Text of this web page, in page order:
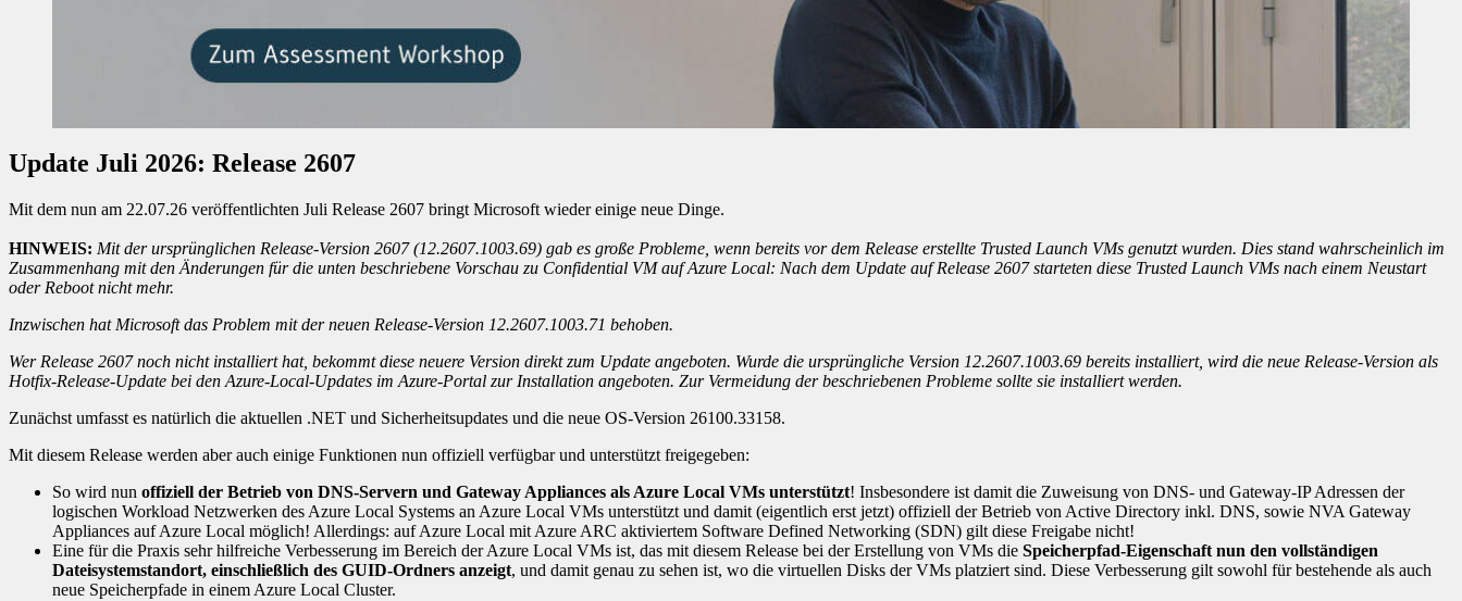
Update Juli 2026: Release 2607
Mit dem nun am 22.07.26 veröffentlichten Juli Release 2607 bringt Microsoft wieder einige neue Dinge.
HINWEIS: Mit der ursprünglichen Release-Version 2607 (12.2607.1003.69) gab es große Probleme, wenn bereits vor dem Release erstellte Trusted Launch VMs genutzt wurden. Dies stand wahrscheinlich im
Zusammenhang mit den Änderungen für die unten beschriebene Vorschau zu Confidential VM auf Azure Local: Nach dem Update auf Release 2607 starteten diese Trusted Launch VMs nach einem Neustart
oder Reboot nicht mehr.
Inzwischen hat Microsoft das Problem mit der neuen Release-Version 12.2607.1003.71 behoben.
Wer Release 2607 noch nicht installiert hat, bekommt diese neuere Version direkt zum Update angeboten. Wurde die ursprüngliche Version 12.2607.1003.69 bereits installiert, wird die neue Release-Version als
Hotfix-Release-Update bei den Azure-Local-Updates im Azure-Portal zur Installation angeboten. Zur Vermeidung der beschriebenen Probleme sollte sie installiert werden.
Zunächst umfasst es natürlich die aktuellen .NET und Sicherheitsupdates und die neue OS-Version 26100.33158.
Mit diesem Release werden aber auch einige Funktionen nun offiziell verfügbar und unterstützt freigegeben:
So wird nun offiziell der Betrieb von DNS-Servern und Gateway Appliances als Azure Local VMs unterstützt! Insbesondere ist damit die Zuweisung von DNS- und Gateway-IP Adressen der
logischen Workload Netzwerken des Azure Local Systems an Azure Local VMs unterstützt und damit (eigentlich erst jetzt) offiziell der Betrieb von Active Directory inkl. DNS, sowie NVA Gateway
Appliances auf Azure Local möglich! Allerdings: auf Azure Local mit Azure ARC aktiviertem Software Defined Networking (SDN) gilt diese Freigabe nicht!
Eine für die Praxis sehr hilfreiche Verbesserung im Bereich der Azure Local VMs ist, das mit diesem Release bei der Erstellung von VMs die Speicherpfad-Eigenschaft nun den vollständigen
Dateisystemstandort, einschließlich des GUID-Ordners anzeigt, und damit genau zu sehen ist, wo die virtuellen Disks der VMs platziert sind. Diese Verbesserung gilt sowohl für bestehende als auch
neue Speicherpfade in einem Azure Local Cluster.